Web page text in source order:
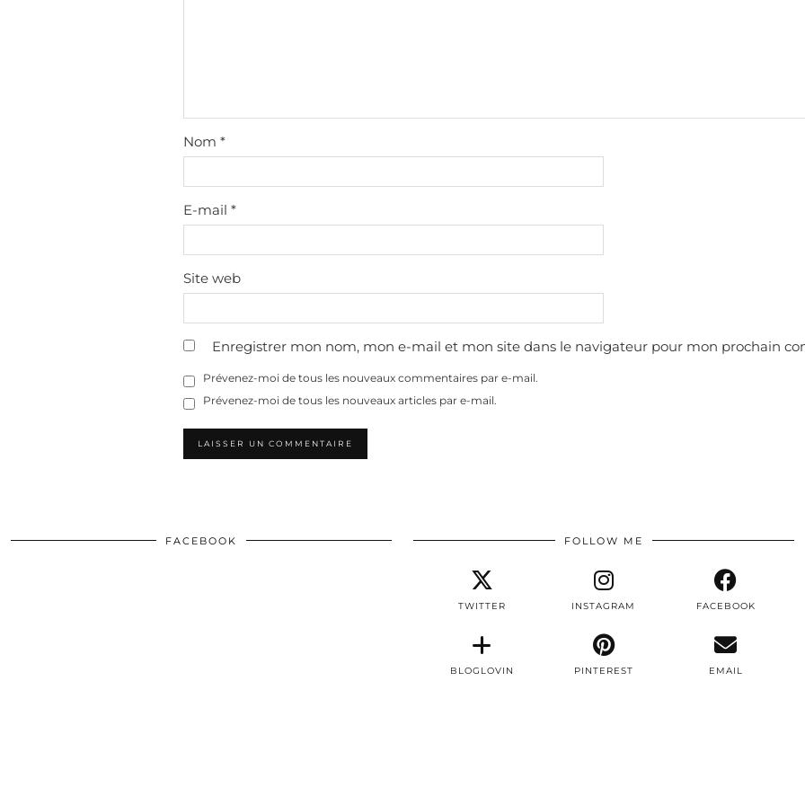
Nom *
E-mail *
Site web
Enregistrer mon nom, mon e-mail et mon site dans le navigateur pour mon prochain
Prévenez-moi de tous les nouveaux commentaires par e-mail.
Prévenez-moi de tous les nouveaux articles par e-mail.
FACEBOOK FOLLOW ME
TWITTER INSTAGRAM FACEBOOK
BLOGLOVIN PINTEREST EMAIL